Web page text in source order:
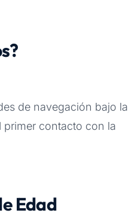
de navegación bajo la
primer contacto con la
Edad